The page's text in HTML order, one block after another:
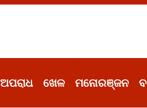
ଅପରାଧ ଖେଳ ମନୋରଞ୍ଜନ